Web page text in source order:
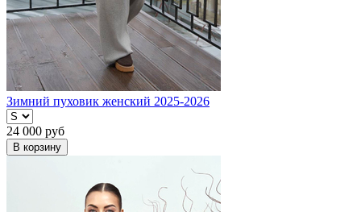
Зимний пуховик женский 2025-2026
24 000 руб
В корзину